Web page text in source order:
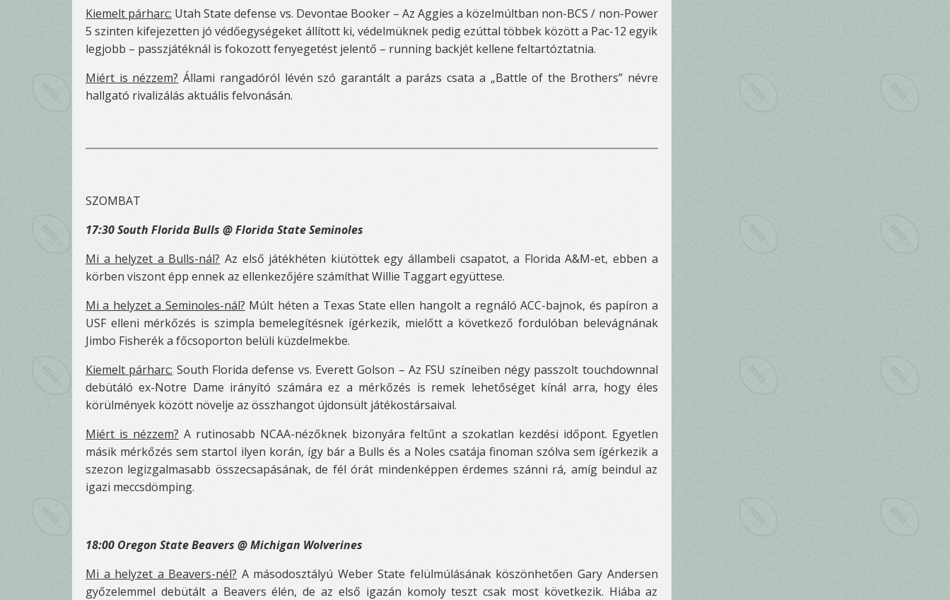
Kiemelt párharc: Utah State defense vs. Devontae Booker – Az Aggies a közelmúltban non-BCS / non-Power
5 szinten kifejezetten jó védőegységeket állított ki, védelmüknek pedig ezúttal többek között a Pac-12 egyik
legjobb – passzjátéknál is fokozott fenyegetést jelentő – running backjét kellene feltartóztatnia.
Miért is nézzem? Állami rangadóról lévén szó garantált a parázs csata a „Battle of the Brothers” névre
hallgató rivalizálás aktuális felvonásán.
SZOMBAT
17:30 South Florida Bulls @ Florida State Seminoles
Mi a helyzet a Bulls-nál? Az első játékhéten kiütöttek egy állambeli csapatot, a Florida A&M-et, ebben a
körben viszont épp ennek az ellenkezőjére számíthat Willie Taggart együttese.
Mi a helyzet a Seminoles-nál? Múlt héten a Texas State ellen hangolt a regnáló ACC-bajnok, és papíron a
USF elleni mérkőzés is szimpla bemelegítésnek ígérkezik, mielőtt a következő fordulóban belevágnának
Jimbo Fisherék a főcsoporton belüli küzdelmekbe.
Kiemelt párharc: South Florida defense vs. Everett Golson – Az FSU színeiben négy passzolt touchdownnal
debütáló ex-Notre Dame irányító számára ez a mérkőzés is remek lehetőséget kínál arra, hogy éles
körülmények között növelje az összhangot újdonsült játékostársaival.
Miért is nézzem? A rutinosabb NCAA-nézőknek bizonyára feltűnt a szokatlan kezdési időpont. Egyetlen
másik mérkőzés sem startol ilyen korán, így bár a Bulls és a Noles csatája finoman szólva sem ígérkezik a
szezon legizgalmasabb összecsapásának, de fél órát mindenképpen érdemes szánni rá, amíg beindul az
igazi meccsdömping.
18:00 Oregon State Beavers @ Michigan Wolverines
Mi a helyzet a Beavers-nél? A másodosztályú Weber State felülmúlásának köszönhetően Gary Andersen
győzelemmel debütált a Beavers élén, de az első igazán komoly teszt csak most következik. Hiába az